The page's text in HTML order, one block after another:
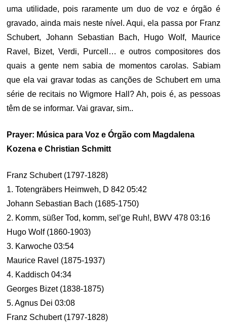
uma utilidade, pois raramente um duo de voz e órgão é
gravado, ainda mais neste nível. Aqui, ela passa por Franz
Schubert, Johann Sebastian Bach, Hugo Wolf, Maurice
Ravel, Bizet, Verdi, Purcell… e outros compositores dos
quais a gente nem sabia de momentos carolas. Sabiam
que ela vai gravar todas as canções de Schubert em uma
série de recitais no Wigmore Hall? Ah, pois é, as pessoas
têm de se informar. Vai gravar, sim..
Prayer: Música para Voz e Órgão com Magdalena
Kozena e Christian Schmitt
Franz Schubert (1797-1828)
1. Totengräbers Heimweh, D 842 05:42
Johann Sebastian Bach (1685-1750)
2. Komm, süßer Tod, komm, sel’ge Ruh!, BWV 478 03:16
Hugo Wolf (1860-1903)
3. Karwoche 03:54
Maurice Ravel (1875-1937)
4. Kaddisch 04:34
Georges Bizet (1838-1875)
5. Agnus Dei 03:08
Franz Schubert (1797-1828)